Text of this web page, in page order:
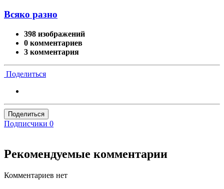
Всяко разно
398 изображений
0 комментариев
3 комментария
Поделиться
Поделиться
Подписчики 0
Рекомендуемые комментарии
Комментариев нет